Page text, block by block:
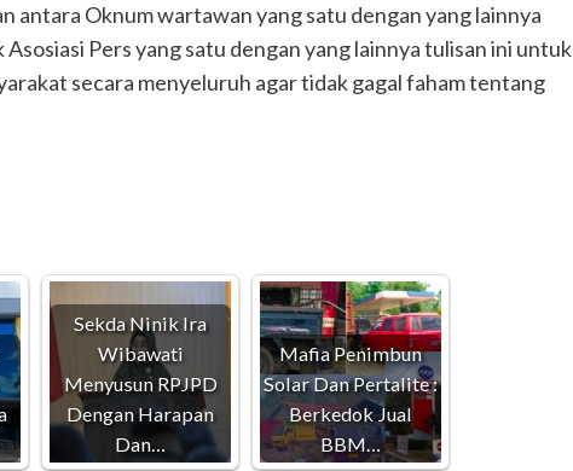
antara Oknum wartawan yang satu dengan yang lainnya
Pers yang satu dengan yang lainnya tulisan ini untuk
secara menyeluruh agar tidak gagal faham tentang
Sekda Ninik Ira
Wibawati
Menyusun RPJPD
Dengan Harapan
Dan…
Mafia Penimbun
Solar Dan Pertalite :
Berkedok Jual
BBM…